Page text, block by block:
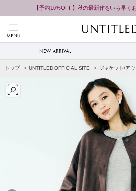
【予約10%OFF】秋の最新作をいち早く
NEW ARRIVAL
トップ UNTITLED OFFICIAL SITE ジャケット/アウ